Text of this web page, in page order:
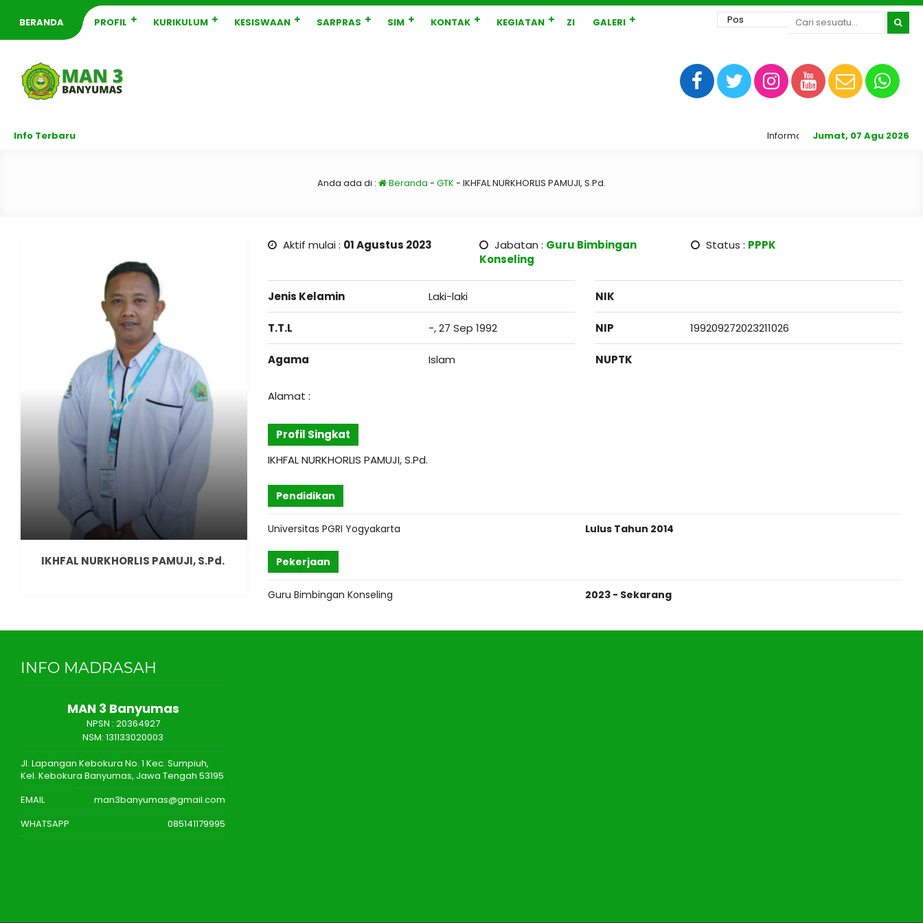
BERANDA PROFIL KURIKULUM KESISWAAN SARPRAS SIM KONTAK KEGIATAN ZI GALERI
Info Terbaru Jumat, 07 Agu 2026
Informasi Peserta Didik Baru
Anda ada di : Beranda - GTK - IKHFAL NURKHORLIS PAMUJI, S.Pd.
IKHFAL NURKHORLIS PAMUJI, S.Pd.
Aktif mulai : 01 Agustus 2023 Jabatan : Guru Bimbingan
Konseling
Status : PPPK
Jenis Kelamin Laki-laki
T.T.L -, 27 Sep 1992
Agama Islam
NIK
NIP 199209272023211026
NUPTK
Alamat :
Profil Singkat
IKHFAL NURKHORLIS PAMUJI, S.Pd.
Pendidikan
Universitas PGRI Yogyakarta Lulus Tahun 2014
Pekerjaan
Guru Bimbingan Konseling 2023 - Sekarang
INFO MADRASAH
MAN 3 Banyumas
NPSN : 20364927
NSM: 131133020003
Jl. Lapangan Kebokura No. 1 Kec. Sumpiuh,
Kel. Kebokura Banyumas, Jawa Tengah 53195
EMAIL
man3banyumas@gmail.com
WHATSAPP
085141179995